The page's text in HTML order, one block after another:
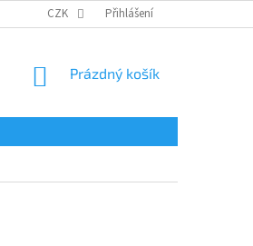
OBCHODNÍ PODMÍNKY OCHRANA OSOBNÍCH
CZK Přihlášení
NÁKUPNÍ
Prázdný košík